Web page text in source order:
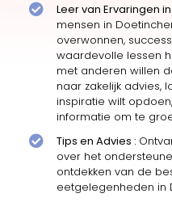
Leer van Ervaringen
mensen in
overwonnen,
waardevolle lessen
met anderen willen
naar zakelijk advies,
inspiratie wilt
informatie om te
Tips en Advies :
over het
ontdekken van de
eetgelegenheden in